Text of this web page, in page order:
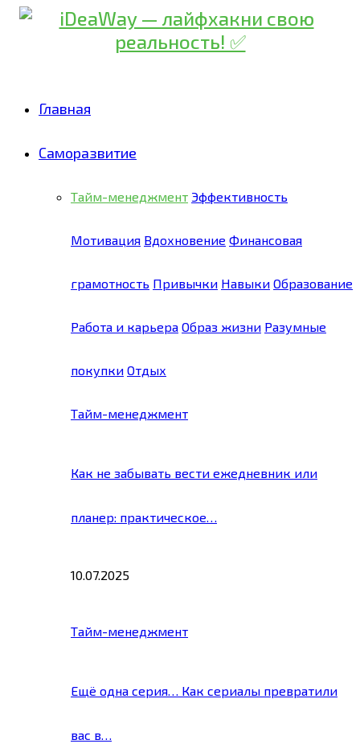
Главная
Саморазвитие
Тайм-менеджмент Эффективность
Мотивация Вдохновение Финансовая
грамотность Привычки Навыки Образование
Работа и карьера Образ жизни Разумные
покупки Отдых
Тайм-менеджмент
Как не забывать вести ежедневник или
планер: практическое…
10.07.2025
Тайм-менеджмент
Ещё одна серия… Как сериалы превратили
вас в…